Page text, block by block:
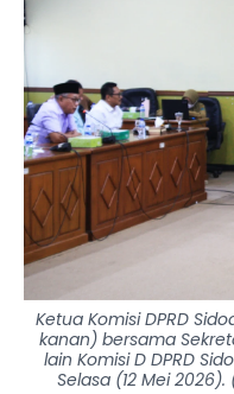
Ketua Komisi DPRD
kanan) bersama
lain Komisi D DPRD
Selasa (12 Mei